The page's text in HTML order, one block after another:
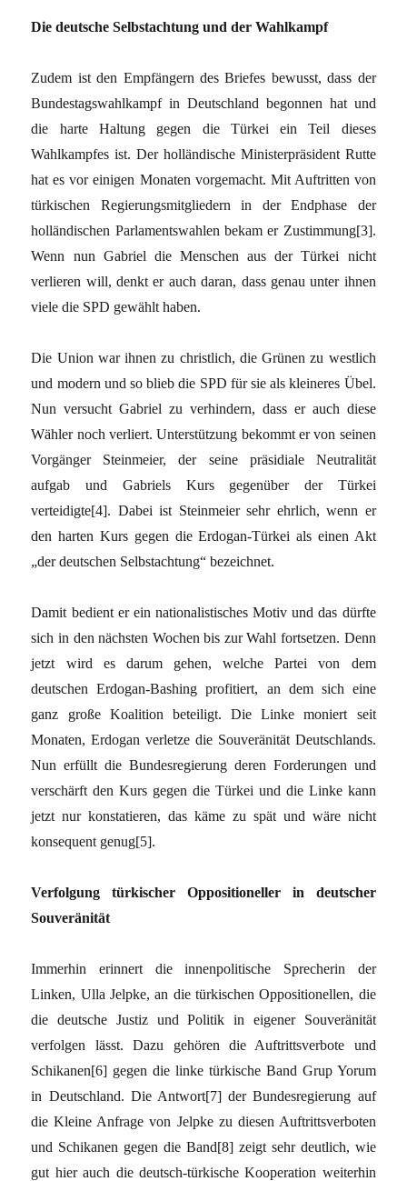
Die deutsche Selbstachtung und der Wahlkampf
Zudem ist den Empfängern des Briefes bewusst, dass der
Bundestagswahlkampf in Deutschland begonnen hat und
die harte Haltung gegen die Türkei ein Teil dieses
Wahlkampfes ist. Der holländische Ministerpräsident Rutte
hat es vor einigen Monaten vorgemacht. Mit Auftritten von
türkischen Regierungsmitgliedern in der Endphase der
holländischen Parlamentswahlen bekam er Zustimmung[3].
Wenn nun Gabriel die Menschen aus der Türkei nicht
verlieren will, denkt er auch daran, dass genau unter ihnen
viele die SPD gewählt haben.
Die Union war ihnen zu christlich, die Grünen zu westlich
und modern und so blieb die SPD für sie als kleineres Übel.
Nun versucht Gabriel zu verhindern, dass er auch diese
Wähler noch verliert. Unterstützung bekommt er von seinen
Vorgänger Steinmeier, der seine präsidiale Neutralität
aufgab und Gabriels Kurs gegenüber der Türkei
verteidigte[4]. Dabei ist Steinmeier sehr ehrlich, wenn er
den harten Kurs gegen die Erdogan-Türkei als einen Akt
„der deutschen Selbstachtung“ bezeichnet.
Damit bedient er ein nationalistisches Motiv und das dürfte
sich in den nächsten Wochen bis zur Wahl fortsetzen. Denn
jetzt wird es darum gehen, welche Partei von dem
deutschen Erdogan-Bashing profitiert, an dem sich eine
ganz große Koalition beteiligt. Die Linke moniert seit
Monaten, Erdogan verletze die Souveränität Deutschlands.
Nun erfüllt die Bundesregierung deren Forderungen und
verschärft den Kurs gegen die Türkei und die Linke kann
jetzt nur konstatieren, das käme zu spät und wäre nicht
konsequent genug[5].
Verfolgung türkischer Oppositioneller in deutscher
Souveränität
Immerhin erinnert die innenpolitische Sprecherin der
Linken, Ulla Jelpke, an die türkischen Oppositionellen, die
die deutsche Justiz und Politik in eigener Souveränität
verfolgen lässt. Dazu gehören die Auftrittsverbote und
Schikanen[6] gegen die linke türkische Band Grup Yorum
in Deutschland. Die Antwort[7] der Bundesregierung auf
die Kleine Anfrage von Jelpke zu diesen Auftrittsverboten
und Schikanen gegen die Band[8] zeigt sehr deutlich, wie
gut hier auch die deutsch-türkische Kooperation weiterhin